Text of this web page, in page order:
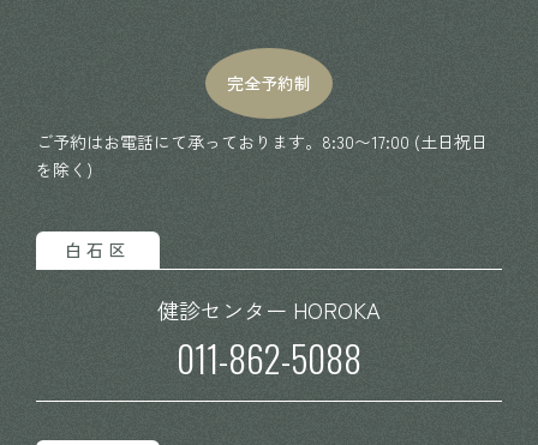
完全予約制
ご予約はお電話にて承っております。8:30〜17:00 (土日祝日
を除く)
白石区
健診センター HOROKA
011-862-5088